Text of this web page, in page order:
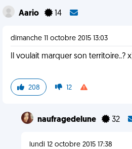
Aario 14
dimanche 11 octobre 2015 13:03
Il voulait marquer son territoire..? x)
208 12
naufragedelune 32
lundi 12 octobre 2015 17:38